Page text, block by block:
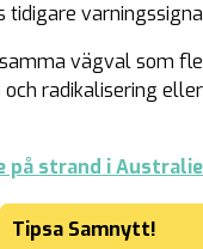
vägval som
radikalisering
på strand i
Tipsa Samnytt!